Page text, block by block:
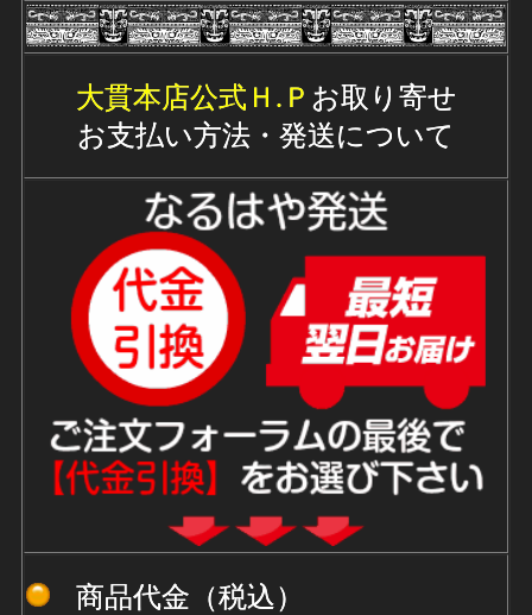
大貫本店公式Ｈ.Ｐ お取り寄せ
お支払い方法・発送について
商品代金（税込）